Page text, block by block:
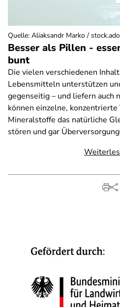
Besser als Pillen -
bunt
Die vielen verschiedenen
Lebensmitteln unterstützen
gegenseitig – und liefern auch
können einzelne,
Mineralstoffe das natürliche
stören und gar
Quelle: Aliaksandr Marko /